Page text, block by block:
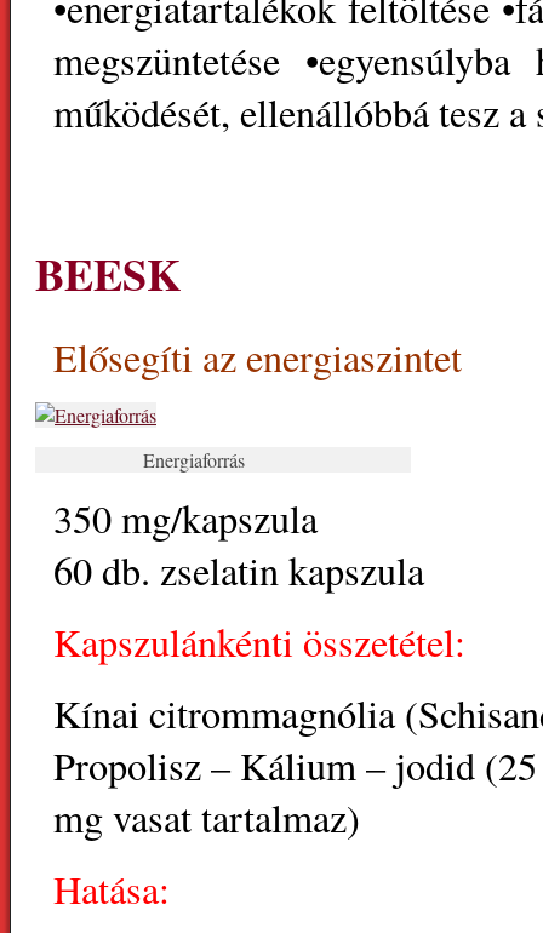
megszüntetése
működését, ellenállóbbá tesz a
BEESK
Elősegíti az
Energiaforrás
350 mg/kapszula
60 db. zselatin kapszula
Kapszulánkénti összetétel:
Kínai citrommagnólia
Propolisz – Kálium – jodid
mg vasat tartalmaz)
Hatása: